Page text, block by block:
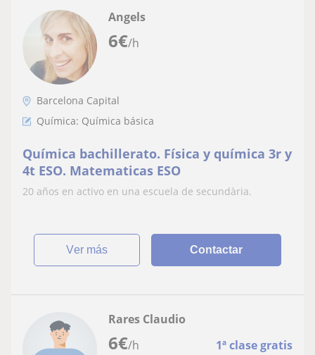
6€/h
Angels
Barcelona Capital
Química: Química básica
Química bachillerato. Física y química 3r y
4t ESO. Matematicas ESO
20 años en activo en una escuela de secundària.
ver más Contactar
6€/h 1ª clase gratis
Rares Claudio